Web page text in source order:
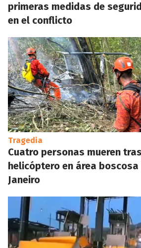
primeras medidas de
en el conflicto
Tragedia
Cuatro personas mueren
helicóptero en área boscosa
Janeiro